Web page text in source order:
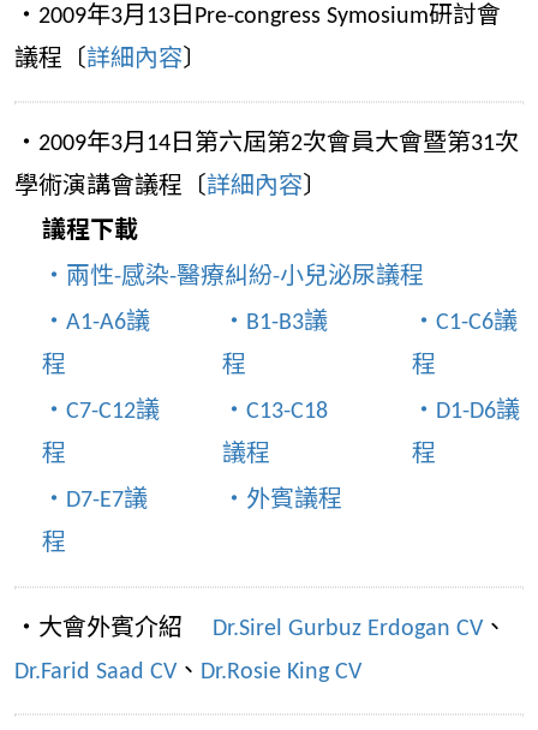
‧2009年3月13日Pre-congress Symosium研討會
議程〔詳細內容〕
‧2009年3月14日第六屆第2次會員大會暨第31次
學術演講會議程〔詳細內容〕
議程下載
‧兩性-感染-醫療糾紛-小兒泌尿議程
‧A1-A6議
程
‧B1-B3議
程
‧C1-C6議
程
‧C7-C12議
程
‧C13-C18
議程
‧D1-D6議
程
‧D7-E7議
程
‧外賓議程
‧大會外賓介紹 Dr.Sirel Gurbuz Erdogan CV 、
Dr.Farid Saad CV 、 Dr.Rosie King CV